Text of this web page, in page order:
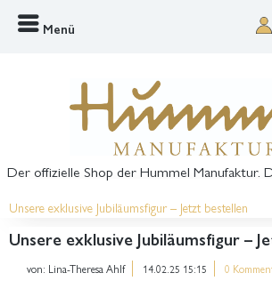
Menü
Der offizielle Shop der Hummel Manufaktur.
Unsere exklusive Jubiläumsfigur – Jetzt bestellen
Unsere exklusive Jubiläumsfigur –
von: Lina-Theresa Ahlf 14.02.25 15:15 0